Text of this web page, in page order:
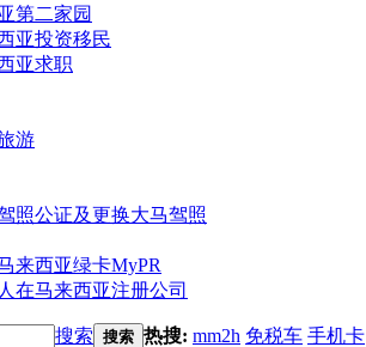
第二家园
亚投资移民
亚求职
游
照公证及更换大马驾照
来西亚绿卡MyPR
在马来西亚注册公司
搜索 搜索 热搜: mm2h 免税车 手机卡